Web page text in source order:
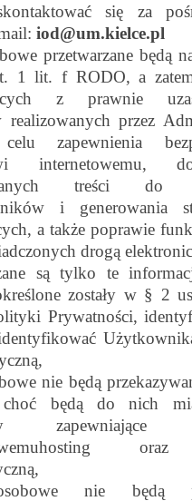
się za
iod@um.kielce.pl
przetwarzane będą
1 lit. f RODO, a
z prawnie
realizowanych przez
zapewnienia
internetowemu,
treści do
i generowania
a także poprawie
drogą
są tylko te
zostały w § 2
Prywatności,
nie będą
choć będą do nich
zapewniające
hosting oraz
nie będą